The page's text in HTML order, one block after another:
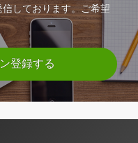
しております。ご希望
登録する